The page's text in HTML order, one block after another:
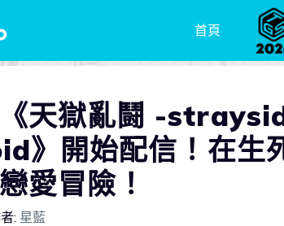
首頁
天獄亂鬪 -
》開始配信！在生
愛冒險！
: 星藍